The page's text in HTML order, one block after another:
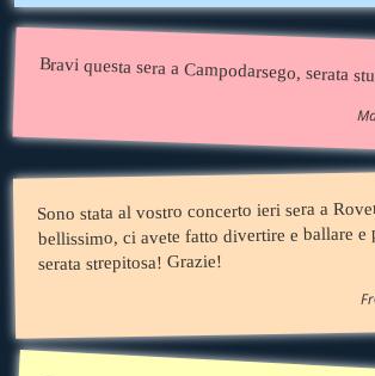
Bravi questa sera a Campodarsego, serata
Sono stata al vostro concerto ieri sera a
bellissimo, ci avete fatto divertire e ballare e
serata strepitosa! Grazie!